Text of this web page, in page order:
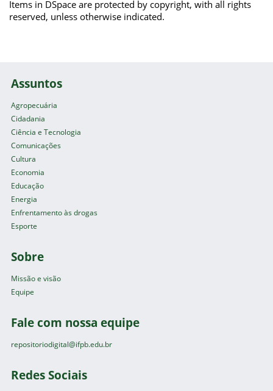
Items in DSpace are protected by copyright, with all rights
reserved, unless otherwise indicated.
Assuntos
Agropecuária
Cidadania
Ciência e Tecnologia
Comunicações
Cultura
Economia
Educação
Energia
Enfrentamento às drogas
Esporte
Sobre
Missão e visão
Equipe
Fale com nossa equipe
repositoriodigital@ifpb.edu.br
Redes Sociais